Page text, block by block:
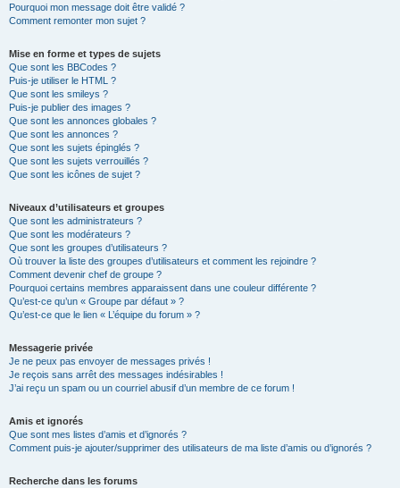
Pourquoi mon message doit être validé ?
Comment remonter mon sujet ?
Mise en forme et types de sujets
Que sont les BBCodes ?
Puis-je utiliser le HTML ?
Que sont les smileys ?
Puis-je publier des images ?
Que sont les annonces globales ?
Que sont les annonces ?
Que sont les sujets épinglés ?
Que sont les sujets verrouillés ?
Que sont les icônes de sujet ?
Niveaux d’utilisateurs et groupes
Que sont les administrateurs ?
Que sont les modérateurs ?
Que sont les groupes d’utilisateurs ?
Où trouver la liste des groupes d’utilisateurs et comment les rejoindre ?
Comment devenir chef de groupe ?
Pourquoi certains membres apparaissent dans une couleur différente ?
Qu’est-ce qu’un « Groupe par défaut » ?
Qu’est-ce que le lien « L’équipe du forum » ?
Messagerie privée
Je ne peux pas envoyer de messages privés !
Je reçois sans arrêt des messages indésirables !
J’ai reçu un spam ou un courriel abusif d’un membre de ce forum !
Amis et ignorés
Que sont mes listes d’amis et d’ignorés ?
Comment puis-je ajouter/supprimer des utilisateurs de ma liste d’amis ou d’ignorés ?
Recherche dans les forums